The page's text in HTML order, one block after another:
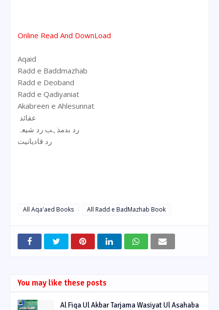
Online Read And DownLoad
Aqaid
Radd e Baddmazhab
Radd e Deoband
Radd e Qadiyaniat
Akabreen e Ahlesunnat
عقائد
رد بدمذہب رد شیعہ
رد قادیانیت
All Aqa'aed Books All Radd e BadMazhab Book
You may like these posts
Al Fiqa Ul Akbar Tarjama Wasiyat Ul Asahaba